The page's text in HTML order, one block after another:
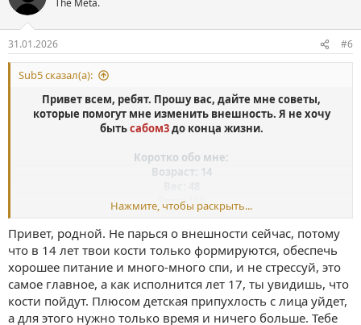
и
:
The Meta.
31.01.2026 #6
Sub5 сказал(а):
Привет всем, ребят. Прошу вас, дайте мне советы,
которые помогут мне изменить внешность. Я не хочу
бытьсабом3до конца жизни.
Коротко обо мне:
Возраст: 14
Рост: 165
Прикус: Дистальный
Прошу вас, помогите мне улучшить внешность, я
действительно нуждаюсь в вашей помощи. Я не хочу
быть инцелом до конца жизни, моя жизнь сплошной ад. Я
просто уродец, у меня нет друзей, у меня нет никого. Моя
мать отвергает мои попытки пойти к ортодонту, чтобы я
исправил свой прикус. Прошу, помогите мне улучшить
Нажмите, чтобы раскрыть...
Привет, родной. Не парься о внешности сейчас, потому
что в 14 лет твои кости только формируются, обеспечь
хорошее питание и много-много спи, и не стрессуй, это
самое главное, а как исполнится лет 17, ты увидишь, что
кости пойдут. Плюсом детская припухлость с лица уйдет,
а для этого нужно только время и ничего больше. Тебе